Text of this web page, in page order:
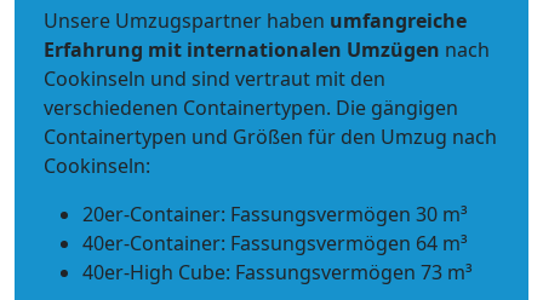
Unsere Umzugspartner haben umfangreiche
Erfahrung mit internationalen Umzügen nach
Cookinseln und sind vertraut mit den
verschiedenen Containertypen. Die gängigen
Containertypen und Größen für den Umzug nach
Cookinseln:
20er-Container: Fassungsvermögen 30 m³
40er-Container: Fassungsvermögen 64 m³
40er-High Cube: Fassungsvermögen 73 m³